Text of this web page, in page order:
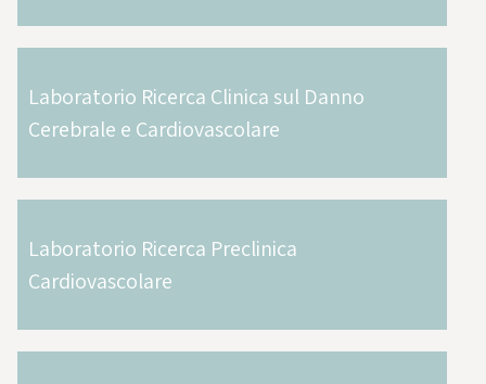
Laboratorio Ricerca Clinica sul Danno
Cerebrale e Cardiovascolare
Laboratorio Ricerca Preclinica
Cardiovascolare